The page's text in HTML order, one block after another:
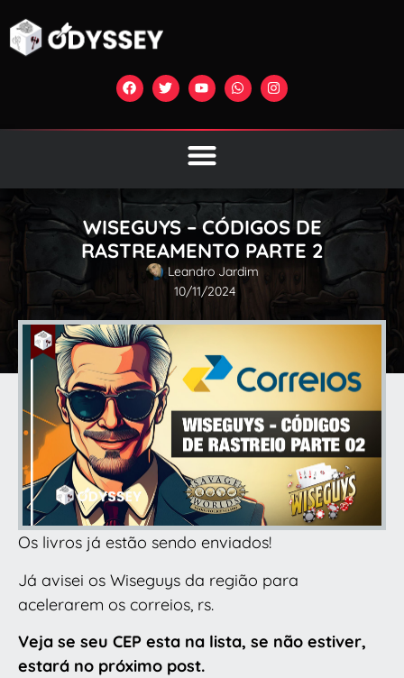
WISEGUYS – CÓDIGOS DE
RASTREAMENTO PARTE 2
Leandro Jardim
10/11/2024
Os livros já estão sendo enviados!
Já avisei os Wiseguys da região para
acelerarem os correios, rs.
Veja se seu CEP esta na lista, se não estiver,
estará no próximo post.